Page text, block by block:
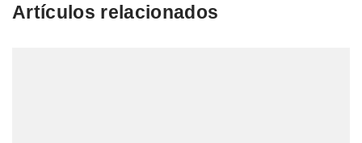
Artículos relacionados